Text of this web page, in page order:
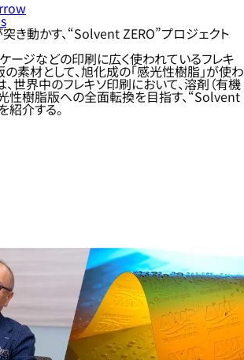
き動かす、“Solvent ZERO”プロジェクト
ージなどの印刷に広く使われているフレキ
素材として、旭化成の「感光性樹脂」が使わ
世界中のフレキソ印刷において、溶剤（有機
性樹脂版への全面転換を目指す、“Solvent
紹介する。